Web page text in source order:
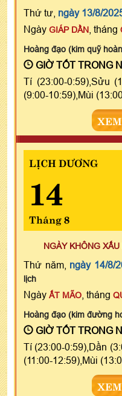
Thứ tư, ngày 13/8/
Ngày GIÁP DẦN , tháng
Hoàng đạo (kim quỹ
GIỜ TỐT TRONG
Tí (23:00-0:59),Sửu
(9:00-10:59),Mùi
LỊCH DƯƠNG
14
Tháng 8
NGÀY KHÔNG
Thứ năm, ngày 14/8/
lịch
Ngày ẤT MÃO , tháng
Hoàng đạo (kim đường
GIỜ TỐT TRONG
Tí (23:00-0:59),Dần
(11:00-12:59),Mùi